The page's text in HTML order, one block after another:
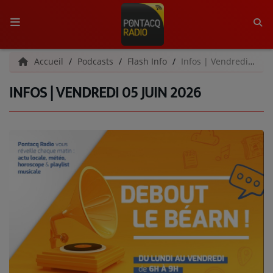
ACCUEIL
RADIO
L'ÉQUIPE
GRILLE DES PROGRAMMES
C'ÉTAIT QUOI CE TITRE ?
MÉDIAS
PODCASTS - SAISON 2026/2027
Accueil Podcasts Flash Info Infos | Vendredi 05 juin 2026
INFOS | VENDREDI 05 JUIN 2026